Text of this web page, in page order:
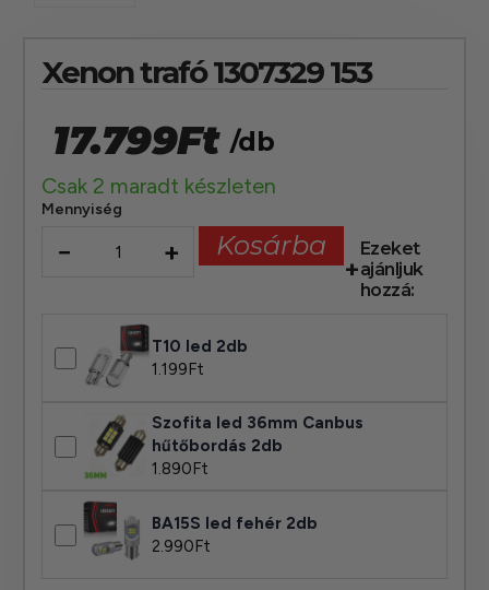
Xenon trafó 1307329 153
17.799Ft /db
Csak 2 maradt készleten
Mennyiség
− + Kosárba
Ezeket
ajánljuk
hozzá:
T10 led 2db
1.199Ft
Szofita led 36mm Canbus
hűtőbordás 2db
1.890Ft
BA15S led fehér 2db
2.990Ft